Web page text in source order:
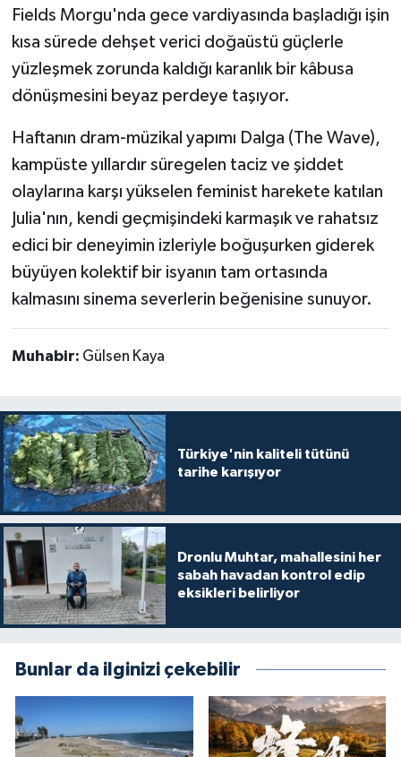
Fields Morgu'nda gece vardiyasında başladığı işin
kısa sürede dehşet verici doğaüstü güçlerle
yüzleşmek zorunda kaldığı karanlık bir kâbusa
dönüşmesini beyaz perdeye taşıyor.
Haftanın dram-müzikal yapımı Dalga (The Wave),
kampüste yıllardır süregelen taciz ve şiddet
olaylarına karşı yükselen feminist harekete katılan
Julia'nın, kendi geçmişindeki karmaşık ve rahatsız
edici bir deneyimin izleriyle boğuşurken giderek
büyüyen kolektif bir isyanın tam ortasında
kalmasını sinema severlerin beğenisine sunuyor.
Muhabir: Gülsen Kaya
Türkiye'nin kaliteli tütünü
tarihe karışıyor
Dronlu Muhtar, mahallesini her
sabah havadan kontrol edip
eksikleri belirliyor
Bunlar da ilginizi çekebilir